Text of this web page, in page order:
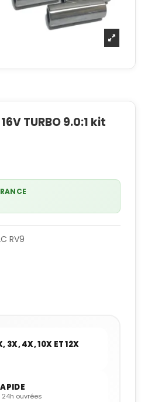
TURBO 9.0:1 kit
RV9
3X, 4X, 10X ET 12X
ouvrées